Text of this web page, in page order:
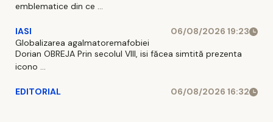
emblematice din ce ...
IASI
06/08/2026 19:23
Globalizarea agalmatoremafobiei
Dorian OBREJA Prin secolul VIII, isi făcea simtită prezenta
icono ...
EDITORIAL 06/08/2026 16:32